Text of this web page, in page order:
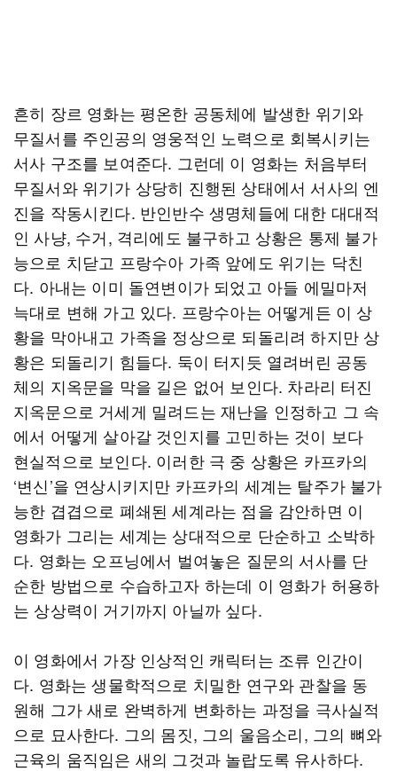
흔히 장르 영화는 평온한 공동체에 발생한 위기와
무질서를 주인공의 영웅적인 노력으로 회복시키는
서사 구조를 보여준다. 그런데 이 영화는 처음부터
무질서와 위기가 상당히 진행된 상태에서 서사의 엔
진을 작동시킨다. 반인반수 생명체들에 대한 대대적
인 사냥, 수거, 격리에도 불구하고 상황은 통제 불가
능으로 치닫고 프랑수아 가족 앞에도 위기는 닥친
다. 아내는 이미 돌연변이가 되었고 아들 에밀마저
늑대로 변해 가고 있다. 프랑수아는 어떻게든 이 상
황을 막아내고 가족을 정상으로 되돌리려 하지만 상
황은 되돌리기 힘들다. 둑이 터지듯 열려버린 공동
체의 지옥문을 막을 길은 없어 보인다. 차라리 터진
지옥문으로 거세게 밀려드는 재난을 인정하고 그 속
에서 어떻게 살아갈 것인지를 고민하는 것이 보다
현실적으로 보인다. 이러한 극 중 상황은 카프카의
‘변신’을 연상시키지만 카프카의 세계는 탈주가 불가
능한 겹겹으로 폐쇄된 세계라는 점을 감안하면 이
영화가 그리는 세계는 상대적으로 단순하고 소박하
다. 영화는 오프닝에서 벌여놓은 질문의 서사를 단
순한 방법으로 수습하고자 하는데 이 영화가 허용하
는 상상력이 거기까지 아닐까 싶다.
이 영화에서 가장 인상적인 캐릭터는 조류 인간이
다. 영화는 생물학적으로 치밀한 연구와 관찰을 동
원해 그가 새로 완벽하게 변화하는 과정을 극사실적
으로 묘사한다. 그의 몸짓, 그의 울음소리, 그의 뼈와
근육의 움직임은 새의 그것과 놀랍도록 유사하다.